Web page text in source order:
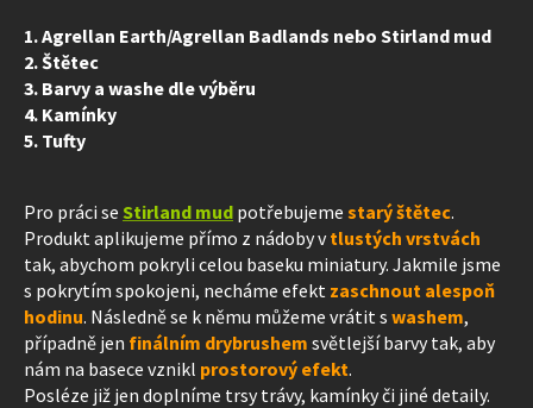
1. Agrellan Earth/Agrellan Badlands nebo Stirland mud
2. Štětec
3. Barvy a washe dle výběru
4. Kamínky
5. Tufty
Pro práci se Stirland mud potřebujeme starý štětec.
Produkt aplikujeme přímo z nádoby v tlustých vrstvách
tak, abychom pokryli celou baseku miniatury. Jakmile jsme
s pokrytím spokojeni, necháme efekt zaschnout alespoň
hodinu. Následně se k němu můžeme vrátit s washem,
případně jen finálním drybrushem světlejší barvy tak, aby
nám na basece vznikl prostorový efekt.
Posléze již jen doplníme trsy trávy, kamínky či jiné detaily.